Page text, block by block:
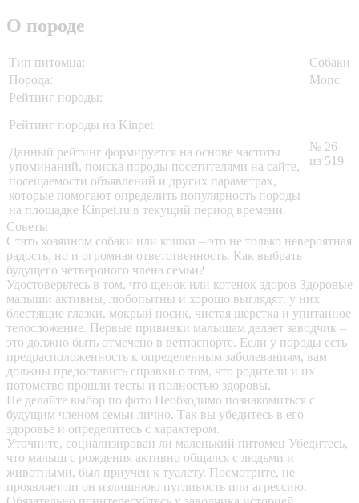
О породе
Тип питомца:
Собаки
Порода:
Мопс
Рейтинг породы:
Рейтинг породы на Kinpet
Данный рейтинг формируется на основе частоты
упоминаний, поиска породы посетителями на сайте,
посещаемости объявлений и других параметрах,
которые помогают определить популярность породы
на площадке Kinpet.ru в текущий период времени.
№ 26
из 519
Советы
Стать хозяином собаки или кошки – это не только невероятная
радость, но и огромная ответственность. Как выбрать
будущего четвероного члена семьи?
Удостоверьтесь в том, что щенок или котенок здоров Здоровые
малыши активны, любопытны и хорошо выглядят: у них
блестящие глазки, мокрый носик, чистая шерстка и упитанное
телосложение. Первые прививки малышам делает заводчик –
это должно быть отмечено в ветпаспорте. Если у породы есть
предрасположенность к определенным заболеваниям, вам
должны предоставить справки о том, что родители и их
потомство прошли тесты и полностью здоровы.
Не делайте выбор по фото Необходимо познакомиться с
будущим членом семьи лично. Так вы убедитесь в его
здоровье и определитесь с характером.
Уточните, социализирован ли маленький питомец Убедитесь,
что малыш с рождения активно общался с людьми и
животными, был приучен к туалету. Посмотрите, не
проявляет ли он излишнюю пугливость или агрессию.